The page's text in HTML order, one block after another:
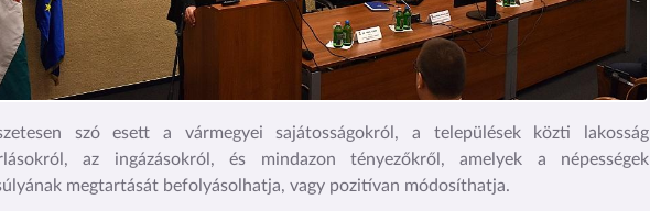
szó esett a vármegyei sajátosságokról, a települések közti lakosság
az ingázásokról, és mindazon tényezőkről, amelyek a népességek
megtartását befolyásolhatja, vagy pozitívan módosíthatja.